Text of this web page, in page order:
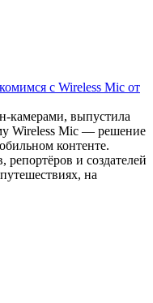
с Wireless Mic от
выпустила
Wireless Mic — решение
контенте.
и создателей
на